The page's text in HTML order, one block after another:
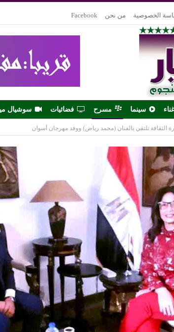
الخصوصية من نحن Facebook
غناء سينما مسرح فضائيات سوشيال
الثقافة تلتقي بالفنان (محمد رياض) ووفد مهرجان أسوان
كتابة تاريخ المسرح
(إيمان ذو الفقار)..